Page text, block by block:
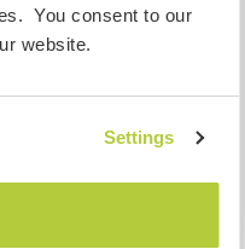
You consent to our
website.
Settings